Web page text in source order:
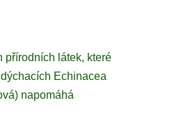
přírodních látek, které
Echinacea
napomáhá